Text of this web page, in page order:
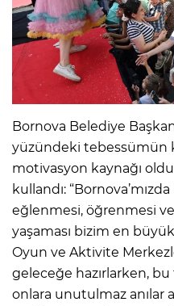
Bornova Belediye
yüzündeki tebessümün
motivasyon kaynağı
kullandı:
eğlenmesi, öğrenmesi
yaşaması bizim en
Oyun ve Aktivite
geleceğe hazırlarken,
onlara unutulmaz anılar